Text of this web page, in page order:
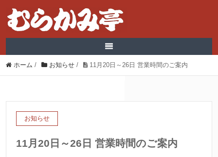
ホーム / お知らせ / 11月20日～26日 営業時間のご案内
お知らせ
11月20日～26日 営業時間のご案内